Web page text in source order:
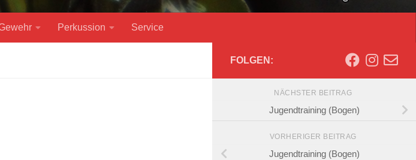
Perkussion Service
FOLGEN:
NÄCHSTER BEITRAG
Jugendtraining (Bogen)
VORHERIGER BEITRAG
Jugendtraining (Bogen)